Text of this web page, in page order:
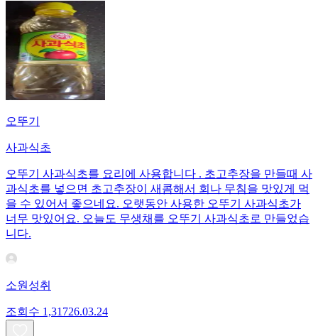
오뚜기
사과식초
오뚜기 사과식초를 요리에 사용합니다 . 초고추장을 만들때 사
과식초를 넣으면 초고추장이 새콤해서 회나 무침을 맛있게 먹
을 수 있어서 좋으네요. 오랫동안 사용한 오뚜기 사과식초가
너무 맛있어요. 오늘도 무생채를 오뚜기 사과식초로 만들었습
니다.
소원성취
조회수 1,31726.03.24